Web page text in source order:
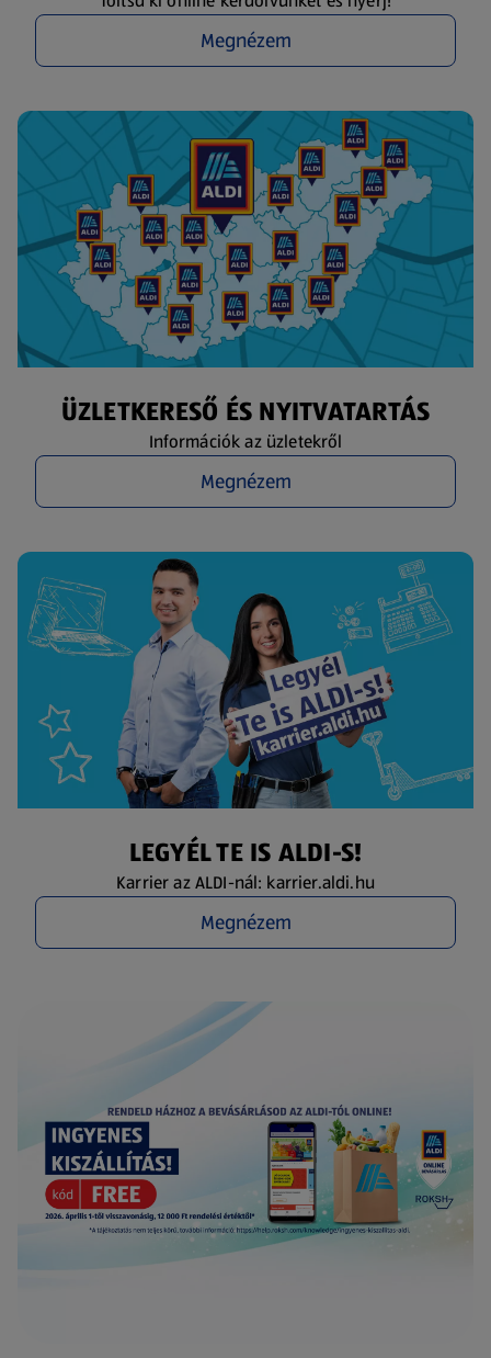
Megnézem
ÜZLETKERESŐ ÉS NYITVATARTÁS
Információk az üzletekről
Megnézem
LEGYÉL TE IS ALDI-S!
Karrier az ALDI-nál: karrier.aldi.hu
Megnézem